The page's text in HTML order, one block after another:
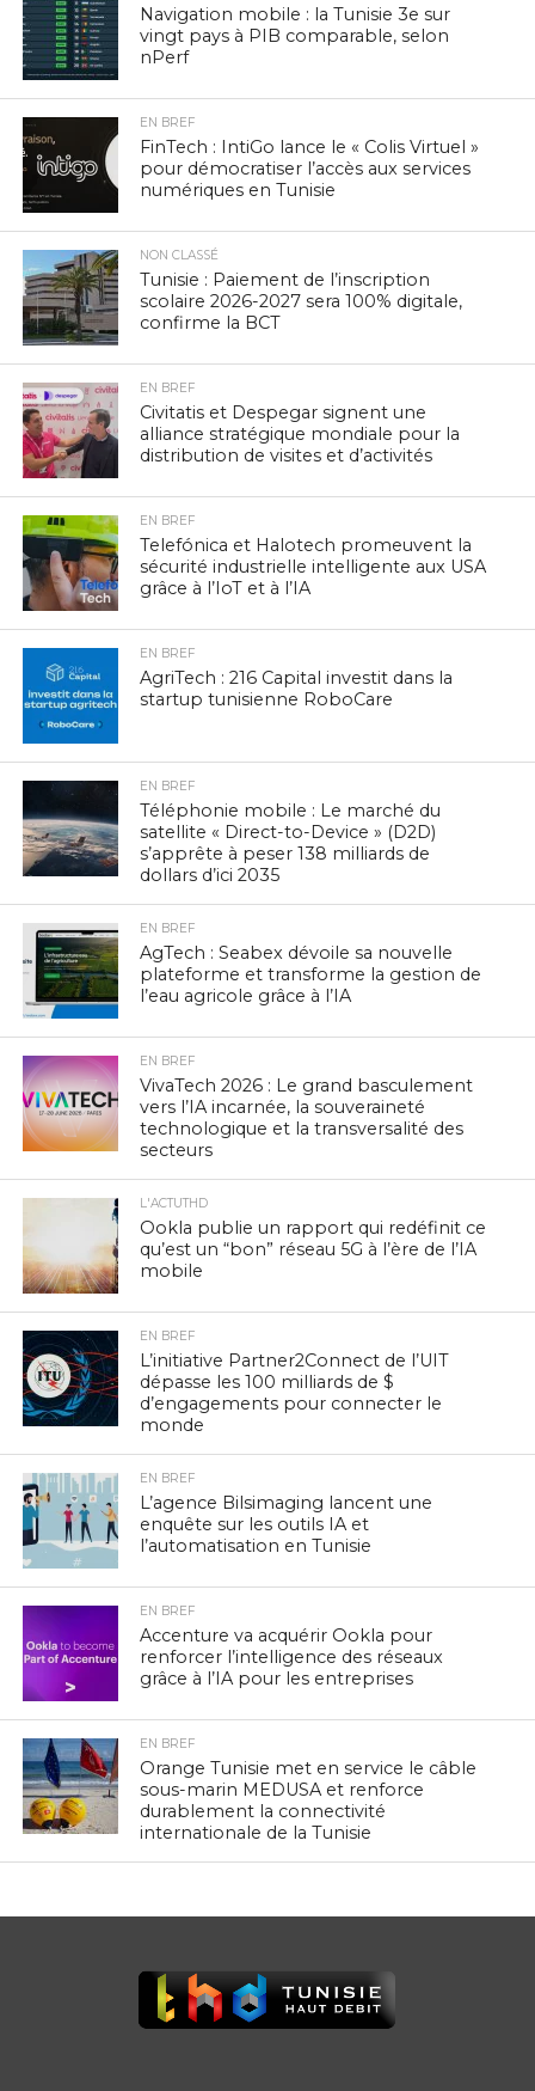
Navigation mobile : la Tunisie 3e sur
vingt pays à PIB comparable, selon
nPerf
EN BREF
FinTech : IntiGo lance le « Colis Virtuel »
pour démocratiser l’accès aux services
numériques en Tunisie
NON CLASSÉ
Tunisie : Paiement de l’inscription
scolaire 2026-2027 sera 100% digitale,
confirme la BCT
EN BREF
Civitatis et Despegar signent une
alliance stratégique mondiale pour la
distribution de visites et d’activités
EN BREF
Telefónica et Halotech promeuvent la
sécurité industrielle intelligente aux USA
grâce à l’IoT et à l’IA
EN BREF
AgriTech : 216 Capital investit dans la
startup tunisienne RoboCare
EN BREF
Téléphonie mobile : Le marché du
satellite « Direct-to-Device » (D2D)
s’apprête à peser 138 milliards de
dollars d’ici 2035
EN BREF
AgTech : Seabex dévoile sa nouvelle
plateforme et transforme la gestion de
l’eau agricole grâce à l’IA
EN BREF
VivaTech 2026 : Le grand basculement
vers l’IA incarnée, la souveraineté
technologique et la transversalité des
secteurs
L'ACTUTHD
Ookla publie un rapport qui redéfinit ce
qu’est un “bon” réseau 5G à l’ère de l’IA
mobile
EN BREF
L’initiative Partner2Connect de l’UIT
dépasse les 100 milliards de $
d’engagements pour connecter le
monde
EN BREF
L’agence Bilsimaging lancent une
enquête sur les outils IA et
l’automatisation en Tunisie
EN BREF
Accenture va acquérir Ookla pour
renforcer l’intelligence des réseaux
grâce à l’IA pour les entreprises
EN BREF
Orange Tunisie met en service le câble
sous-marin MEDUSA et renforce
durablement la connectivité
internationale de la Tunisie